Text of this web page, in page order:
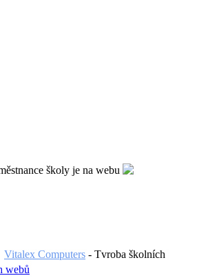
školy je na webu
Vitalex Computers - Tvroba školních